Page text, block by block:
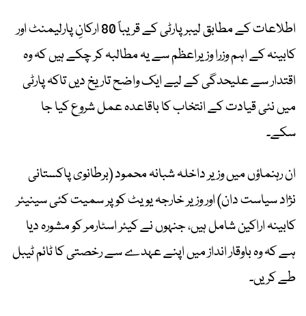
اطلاعات کے مطابق لیبر پارٹی کے قریباً 80 ارکانِ پارلیمنٹ اور
کابینہ کے اہم وزرا وزیراعظم سے یہ مطالبہ کر چکے ہیں کہ وہ
اقتدار سے علیحدگی کے لیے ایک واضح تاریخ دیں تاکہ پارٹی
میں نئی قیادت کے انتخاب کا باقاعدہ عمل شروع کیا جا
سکے۔
ان رہنماؤں میں وزیر داخلہ شبانہ محمود (برطانوی پاکستانی
نژاد سیاست دان) اور وزیر خارجہ یویٹ کوپر سمیت کئی سینیئر
کابینہ اراکین شامل ہیں، جنہوں نے کیئر اسٹارمر کو مشورہ دیا
ہے کہ وہ باوقار انداز میں اپنے عہدے سے رخصتی کا ٹائم ٹیبل
طے کریں۔